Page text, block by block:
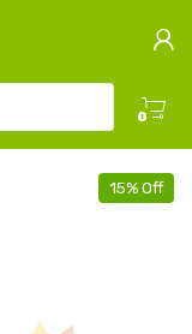
0
15% Off